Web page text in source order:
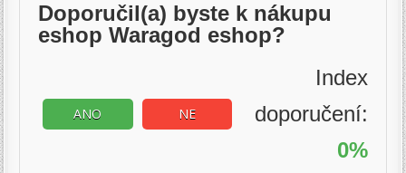
Doporučil(a) byste k nákupu
eshop Waragod eshop?
ANO NE
Index
doporučení:
0%